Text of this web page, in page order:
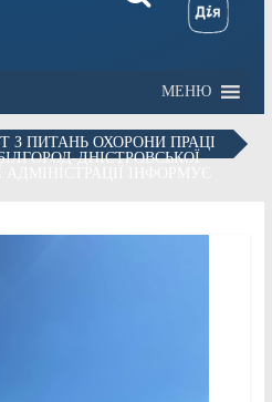
МЕНЮ
З ПИТАНЬ ОХОРОНИ ПРАЦІ
ДНІСТРОВСЬКОЇ